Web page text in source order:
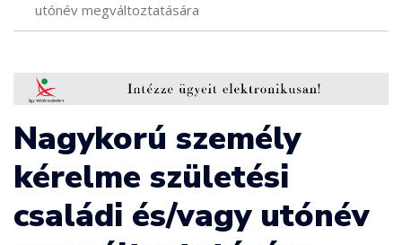
utónév megváltoztatására
Nagykorú személy
kérelme születési
családi és/vagy utónév